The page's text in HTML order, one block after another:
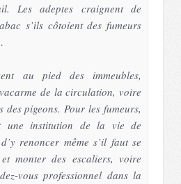
Les adeptes craignent de
s’ils côtoient des fumeurs
au pied des immeubles,
de la circulation, voire
des pigeons. Pour les fumeurs,
une institution de la vie de
renoncer même s’il faut se
monter des escaliers, voire
vous professionnel dans la